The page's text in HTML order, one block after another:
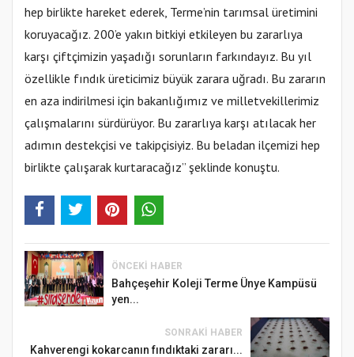
hep birlikte hareket ederek, Terme’nin tarımsal üretimini
koruyacağız. 200’e yakın bitkiyi etkileyen bu zararlıya
karşı çiftçimizin yaşadığı sorunların farkındayız. Bu yıl
özellikle fındık üreticimiz büyük zarara uğradı. Bu zararın
en aza indirilmesi için bakanlığımız ve milletvekillerimiz
çalışmalarını sürdürüyor. Bu zararlıya karşı atılacak her
adımın destekçisi ve takipçisiyiz. Bu beladan ilçemizi hep
birlikte çalışarak kurtaracağız” şeklinde konuştu.
ÖNCEKI HABER
Bahçeşehir Koleji Terme Ünye Kampüsü
yen...
SONRAKI HABER
Kahverengi kokarcanın fındıktaki zararı...